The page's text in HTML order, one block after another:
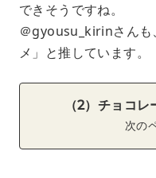
できそうですね。
＠gyousu_kirinさんも
メ」と推しています。
（2）チョコ
次の